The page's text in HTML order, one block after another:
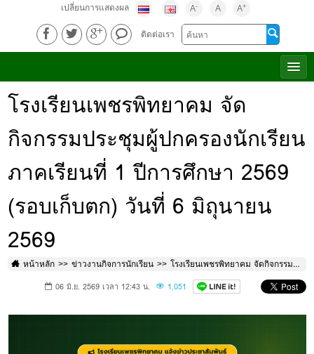
เปลี่ยนการแสดงผล
A- A A+
ติดต่อเรา
โรงเรียนเพชรพิทยาคม จัด
กิจกรรมประชุมผู้ปกครองนักเรียน
ภาคเรียนที่ 1 ปีการศึกษา 2569
(รอบเก็บตก) วันที่ 6 มิถุนายน
2569
หน้าหลัก ข่าวงานกิจการนักเรียน โรงเรียนเพชรพิทยาคม จัดกิจกรรมประชุมผู้ปกครองนักเรียน ภาคเรียนที่ 1 ปีการศึกษา 2569 (รอบเก็บตก) วันที่ 6 มิถุนายน 2569
06 มิ.ย. 2569 เวลา 12:43 น. 1,051